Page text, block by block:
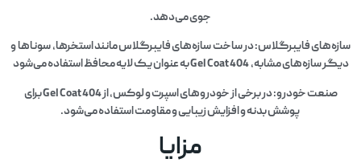
جوی می‌دهد.
سازه‌های فایبرگلاس: در ساخت سازه‌های فایبرگلاس مانند استخرها، سوناها و
دیگر سازه‌های مشابه، Gel Coat 404 به عنوان یک لایه محافظ استفاده می‌شود
صنعت خودرو: در برخی از خودروهای اسپرت و لوکس، از Gel Coat 404 برای
پوشش بدنه و افزایش زیبایی و مقاومت استفاده می‌شود.
مزایا